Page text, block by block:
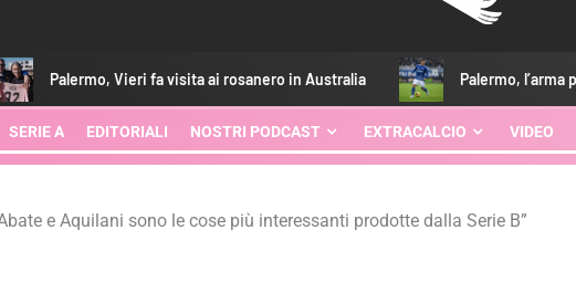
fa visita ai rosanero in Australia Palermo, l’arma per la Serie A si
SERIE A EDITORIALI NOSTRI PODCAST EXTRACALCIO VIDEO
e Aquilani sono le cose più interessanti prodotte dalla Serie B”